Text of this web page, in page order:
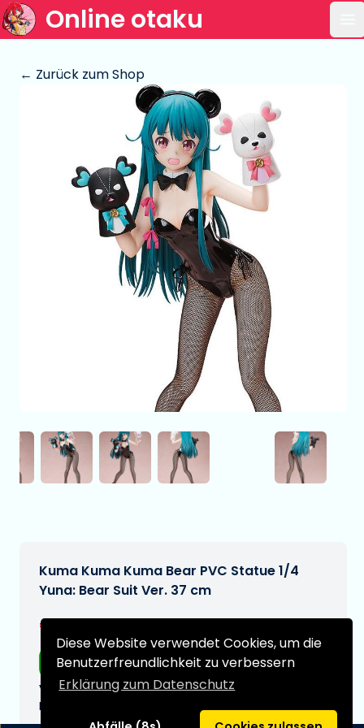
Diese Website verwendet Cookies, um die
Benutzerfreundlichkeit zu verbessern
Erklärung zum Datenschutz
Online otaku
← Zurück zum Shop
Kuma Kuma Kuma Bear PVC Statue 1/4
Yuna: Bear Suit Ver. 37 cm
€337,95
Kostenloser Versand
Voraussichtliches Lieferdatum:
N/A